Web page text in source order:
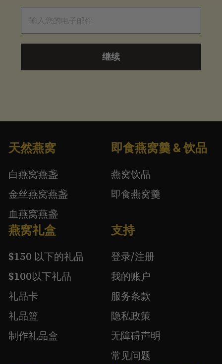
继续
天然燕窝
白燕窝燕盏
金丝燕窝燕盏
血燕窝燕盏
即食燕窝羹 & 饮品
燕窝饮品
即食燕窝羹
燕窝礼盒
$150 以下的礼品
$100以下礼品
礼品卡
礼品篮
制作礼品盒
支持
登录/注册
我的账户
服务条款
隐私政策
无障碍声明
常见问题